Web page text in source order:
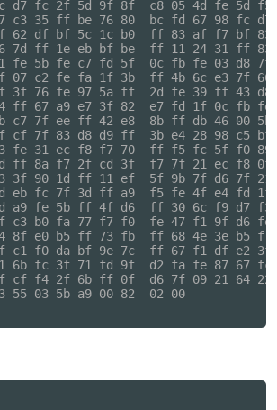
0c d7 fc 2f 5d 9f 8f  c8 05 4d fe
c3 35 ff be 76 80  bc fd 67 98
8f 62 df bf 5c 1c b0  ff 83 af f7
86 7d ff 1e eb bf be  ff 11 24 31
c1 fe 5b fe c7 fd 5f  0c fb fe 03
ff 07 c2 fe fa 1f 3b  ff 4b 6c e3
df 3f 76 fe 97 5a ff  2d fe 39 ff 43
64 ff 67 a9 e7 3f 82  e7 fd 1f 0c
c7 7f ee ff 42 e8  8b ff db 46
1f cf 7f 83 d8 d9 ff  3b e4 28 98
33 fe 31 ec f8 f7 70  ff f5 fc 5f f0
1d ff 8a f7 2f cd 3f  f7 7f 21 ec
e3 3f 90 1d ff 11 ef  5f 9b 7f d6
3d eb fc 7f 3d ff a9  f5 fe 4f e4 fd
fd a9 fe 5b ff 4f d6  ff 30 6c f9
7f c3 b0 fa 77 f7 f0  fe 47 f1 9f
f4 8f e0 b5 ff 73 fb  ff 68 4e 3e
ff c1 f0 da bf 9e 7c  ff 67 f1 df
61 6b fc 3f 71 fd 9f  d2 fa fe 87 67
ef cf f4 2f 6b ff 0f  d6 7f 09 21
03 55 03 5b a9 00 82  02 00